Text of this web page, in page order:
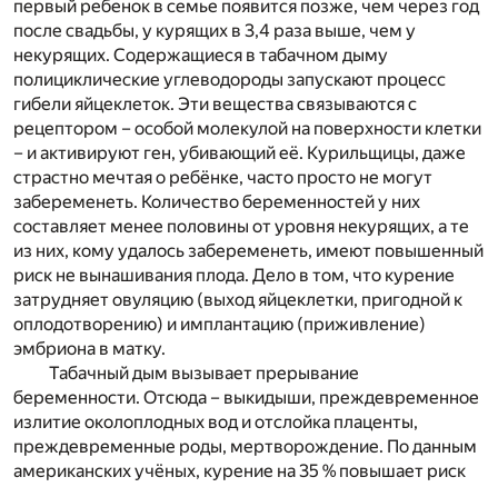
первый ребенок в семье появится позже, чем через год
после свадьбы, у курящих в 3,4 раза выше, чем у
некурящих. Содержащиеся в табачном дыму
полициклические углеводороды запускают процесс
гибели яйцеклеток. Эти вещества связываются с
рецептором – особой молекулой на поверхности клетки
– и активируют ген, убивающий её. Курильщицы, даже
страстно мечтая о ребёнке, часто просто не могут
забеременеть. Количество беременностей у них
составляет менее половины от уровня некурящих, а те
из них, кому удалось забеременеть, имеют повышенный
риск не вынашивания плода. Дело в том, что курение
затрудняет овуляцию (выход яйцеклетки, пригодной к
оплодотворению) и имплантацию (приживление)
эмбриона в матку.
Табачный дым вызывает прерывание
беременности. Отсюда – выкидыши, преждевременное
излитие околоплодных вод и отслойка плаценты,
преждевременные роды, мертворождение. По данным
американских учёных, курение на 35 % повышает риск